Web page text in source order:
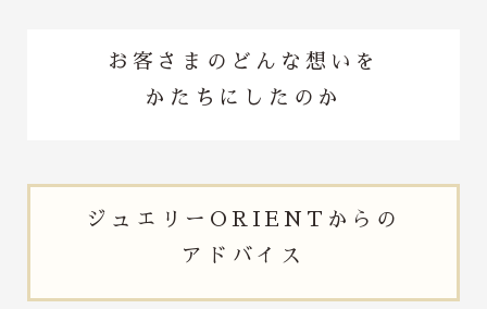
お客さまのどんな想いを
かたちにしたのか
ジュエリー ORIENTからの
アドバイス